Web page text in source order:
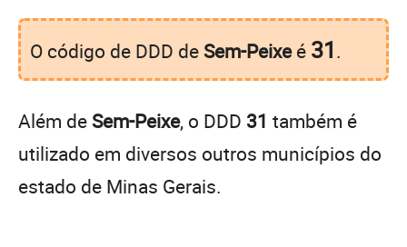
O código de DDD de Sem-Peixeé 31.
Além de Sem-Peixe, o DDD 31 também é
utilizado em diversos outros municípios do
estado de Minas Gerais.